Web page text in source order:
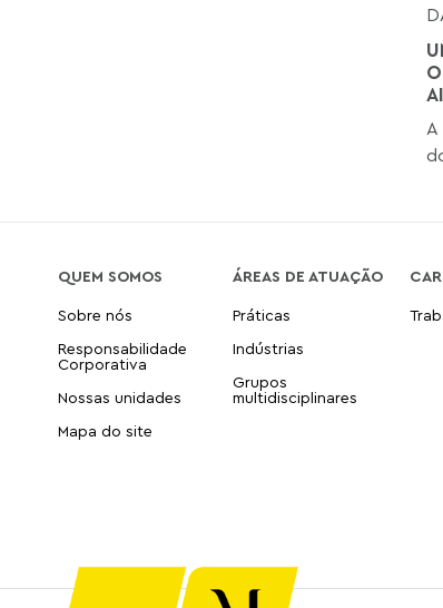
A
QUEM SOMOS
Sobre nós
Responsabilidade
Corporativa
Nossas unidades
Mapa do site
ÁREAS DE ATUAÇÃO
Práticas
Indústrias
Grupos
multidisciplinares